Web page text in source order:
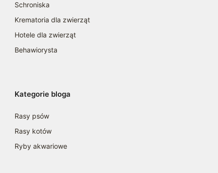
Schroniska
Krematoria dla zwierząt
Hotele dla zwierząt
Behawiorysta
Kategorie bloga
Rasy psów
Rasy kotów
Ryby akwariowe